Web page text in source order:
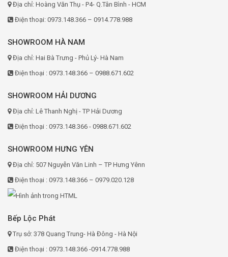
Địa chỉ: Hoàng Văn Thụ - P4- Q.Tân Bình - HCM
Điện thoại: 0973.148.366 – 0914.778.988
SHOWROOM HÀ NAM
Địa chỉ: Hai Bà Trưng - Phủ Lý- Hà Nam
Điện thoại : 0973.148.366 – 0988.671.602
SHOWROOM HẢI DƯƠNG
Địa chỉ: Lê Thanh Nghị - TP Hải Dương
Điện thoại : 0973.148.366 - 0988.671.602
SHOWROOM HƯNG YÊN
Địa chỉ: 507 Nguyễn Văn Linh – TP Hưng Yênn
Điện thoại : 0973.148.366 – 0979.020.128
Bếp Lộc Phát
Trụ sở: 378 Quang Trung- Hà Đông - Hà Nội
Điện thoại : 0973.148.366 -0914.778.988